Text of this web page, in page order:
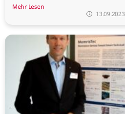
Mehr Lesen
13.09.2023